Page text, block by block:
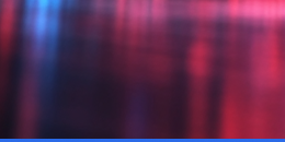
Nykyisessä
verkkokauppayritykset
ennennäkemättömiä
asiakkaita ympäri
maailmanlaajuinen